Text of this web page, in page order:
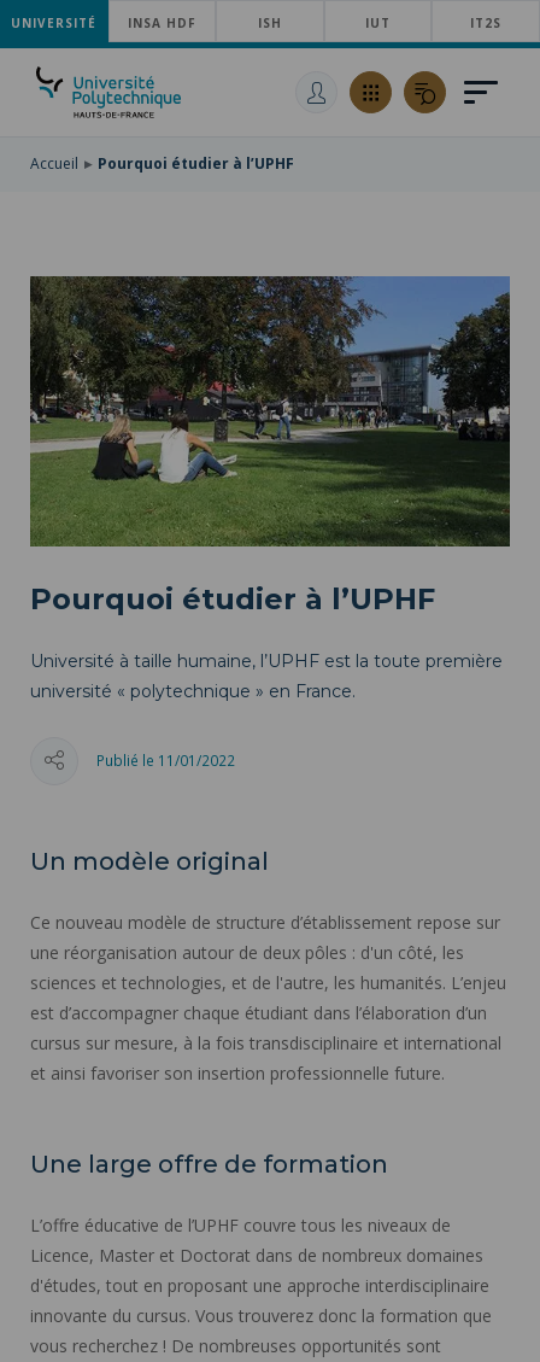
ACCÉDER
AU
MENU
PRINCIPAL
ALLER
AU
CONTENU
ACCÉDER
RECHERCHE
UNIVERSITÉ INSA HDF ISH IUT IT2S
Accueil Pourquoi étudier à l’UPHF
Pourquoi étudier à l’UPHF
Université à taille humaine, l’UPHF est la toute première
université « polytechnique » en France.
Publié le 11/01/2022
Un modèle original
Ce nouveau modèle de structure d’établissement repose sur
une réorganisation autour de deux pôles : d'un côté, les
sciences et technologies, et de l'autre, les humanités. L’enjeu
est d’accompagner chaque étudiant dans l’élaboration d’un
cursus sur mesure, à la fois transdisciplinaire et international
et ainsi favoriser son insertion professionnelle future.
Une large offre de formation
L’offre éducative de l’UPHF couvre tous les niveaux de
Licence, Master et Doctorat dans de nombreux domaines
d'études, tout en proposant une approche interdisciplinaire
innovante du cursus. Vous trouverez donc la formation que
vous recherchez ! De nombreuses opportunités sont